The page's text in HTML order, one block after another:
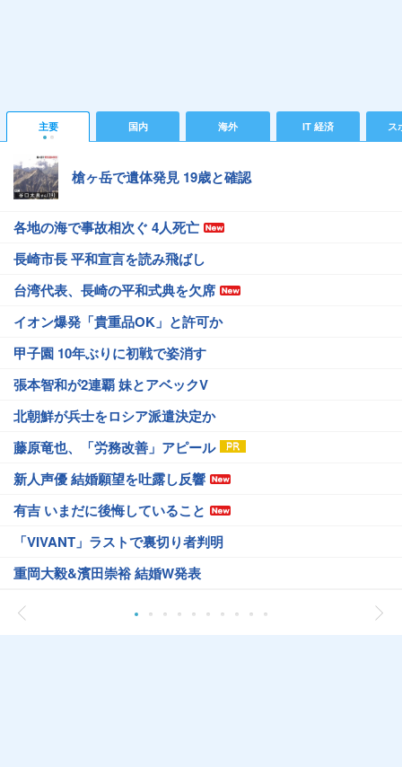
主要 国内 海外 IT 経済 ス
槍ヶ岳で遺体発見 19歳と確認
各地の海で事故相次ぐ 4人死亡
長崎市長 平和宣言を読み飛ばし
台湾代表、長崎の平和式典を欠席
イオン爆発「貴重品OK」と許可か
甲子園 10年ぶりに初戦で姿消す
張本智和が2連覇 妹とアベックV
北朝鮮が兵士をロシア派遣決定か
藤原竜也、「労務改善」アピール
新人声優 結婚願望を吐露し反響
有吉 いまだに後悔していること
「VIVANT」ラストで裏切り者判明
重岡大毅&濱田崇裕 結婚W発表